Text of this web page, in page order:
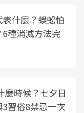
什麼？蜈蚣怕
6種消滅方法完
麼時候？七夕日
習俗8禁忌一次